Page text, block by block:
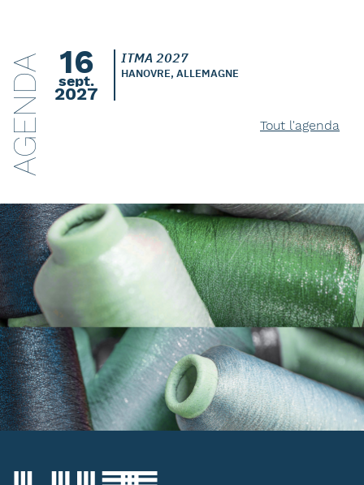
AGENDA 16
sept.
2027
ITMA 2027
HANOVRE, ALLEMAGNE
Tout l'agenda